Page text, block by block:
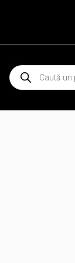
Products
search